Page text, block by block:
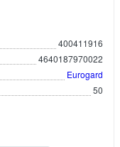
400411916
4640187970022
Eurogard
50